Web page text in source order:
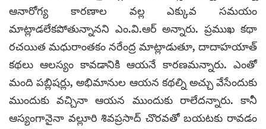
ఆనారోగ్య కారణాల వల్ల ఎక్కువ‌ సమయం
మాట్లాడలేకపోతున్నానని ఎం.వి.ఆర్‌ అన్నారు. ప్రముఖ కథా
రచయిత మధురాంతకం నరేంద్ర మాట్లాడుతూ, దాదాహయాత్
కథలు ఆలస్యం కావడానికి ఆయనే కారణమన్నారు. ఎంతో
మంది పబ్లిషర్లు, అభిమానుల‌ ఆయన కథల్ని అచ్చు వేసేందుకు
ముందుకు వచ్చినా ఆయన ముందుకు రాలేదన్నారు. కానీ
ఆస్యంగానైనా వ‌ల్లూరి శివప్రసాద్‌ చొరవతో బయటకు రావడం